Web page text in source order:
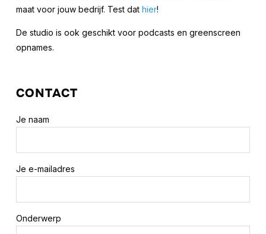
maat voor jouw bedrijf. Test dat hier!
De studio is ook geschikt voor podcasts en greenscreen
opnames.
CONTACT
Je naam
Je e-mailadres
Onderwerp